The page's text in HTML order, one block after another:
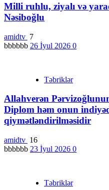
Milli ruhlu, ziyalı və
Nəsiboğlu
amidtv 7
bbbbbb 26 İyul 2026 0
Təbriklər
Allahverən
Diplom həm onun
qiymətləndirilməsidir
amidtv 16
bbbbbb 23 İyul 2026 0
Təbriklər